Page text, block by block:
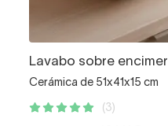
Lavabo sobre
Cerámica de 51x41x15 cm
(3)